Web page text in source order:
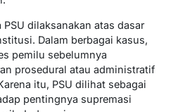
dilaksanakan atas dasar
Dalam berbagai kasus,
pemilu sebelumnya
prosedural atau administratif
itu, PSU dilihat sebagai
pentingnya supremasi